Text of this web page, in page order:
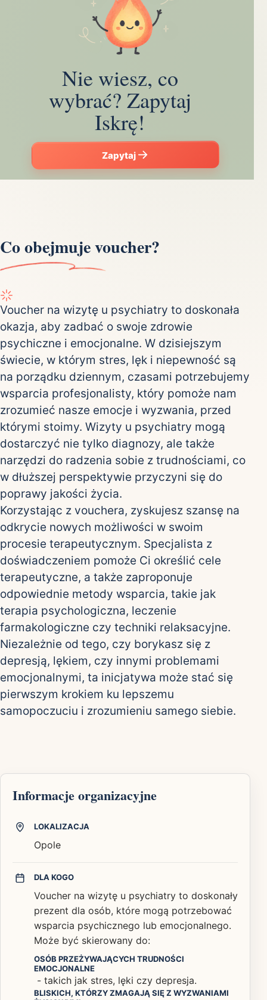
Nie wiesz, co
wybrać? Zapytaj
Iskrę!
Zapytaj
Co obejmuje voucher?
Voucher na wizytę u psychiatry to doskonała
okazja, aby zadbać o swoje zdrowie
psychiczne i emocjonalne. W dzisiejszym
świecie, w którym stres, lęk i niepewność są
na porządku dziennym, czasami potrzebujemy
wsparcia profesjonalisty, który pomoże nam
zrozumieć nasze emocje i wyzwania, przed
którymi stoimy. Wizyty u psychiatry mogą
dostarczyć nie tylko diagnozy, ale także
narzędzi do radzenia sobie z trudnościami, co
w dłuższej perspektywie przyczyni się do
poprawy jakości życia.
Korzystając z vouchera, zyskujesz szansę na
odkrycie nowych możliwości w swoim
procesie terapeutycznym. Specjalista z
doświadczeniem pomoże Ci określić cele
terapeutyczne, a także zaproponuje
odpowiednie metody wsparcia, takie jak
terapia psychologiczna, leczenie
farmakologiczne czy techniki relaksacyjne.
Niezależnie od tego, czy borykasz się z
depresją, lękiem, czy innymi problemami
emocjonalnymi, ta inicjatywa może stać się
pierwszym krokiem ku lepszemu
samopoczuciu i zrozumieniu samego siebie.
Informacje organizacyjne
LOKALIZACJA
Opole
DLA KOGO
Voucher na wizytę u psychiatry to doskonały
prezent dla osób, które mogą potrzebować
wsparcia psychicznego lub emocjonalnego.
Może być skierowany do:
OSÓB PRZEŻYWAJĄCYCH TRUDNOŚCI
EMOCJONALNE
- takich jak stres, lęki czy depresja.
BLISKICH, KTÓRZY ZMAGAJĄ SIĘ Z WYZWANIAMI